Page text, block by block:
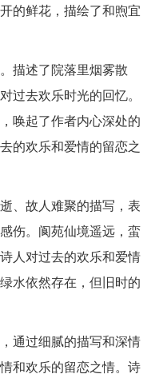
的鲜花，描绘了和煦宜
描述了院落里烟雾散
过去欢乐时光的回忆。
唤起了作者内心深处的
的欢乐和爱情的留恋之
、故人难聚的描写，表
伤。阆苑仙境遥远，蛮
人对过去的欢乐和爱情
水依然存在，但旧时的
通过细腻的描写和深情
和欢乐的留恋之情。诗